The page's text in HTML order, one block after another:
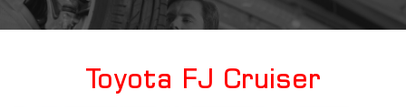
Toyota FJ Cruiser